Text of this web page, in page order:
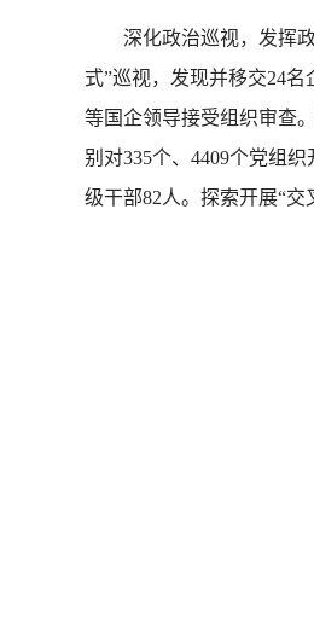
深化政治巡视，发挥政
式”巡视，发现并移交24
等国企领导接受组织审查
别对335个、4409个党组
级干部82人。探索开展“